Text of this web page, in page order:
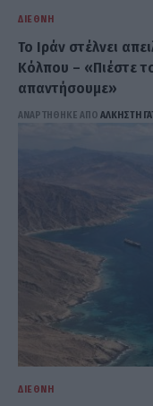
ΔΙΕΘΝΉ
Το Ιράν στέλνει
Κόλπου – «Πιέστε
απαντήσουμε»
ΑΝΑΡΤΗΘΗΚΕ ΑΠΟ ΆΛΚΗΣΤΗ
ΔΙΕΘΝΉ